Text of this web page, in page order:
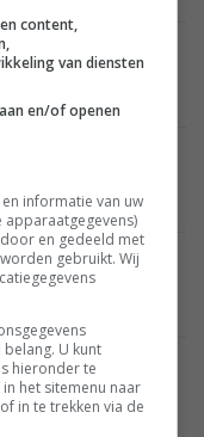
werelds eerste
buigbaar display
van 85-inch
content,
van diensten
en/of openen
informatie van uw
apparaatgegevens)
en gedeeld met
gebruikt. Wij
U kunt
hieronder te
het sitemenu naar
in te trekken via de